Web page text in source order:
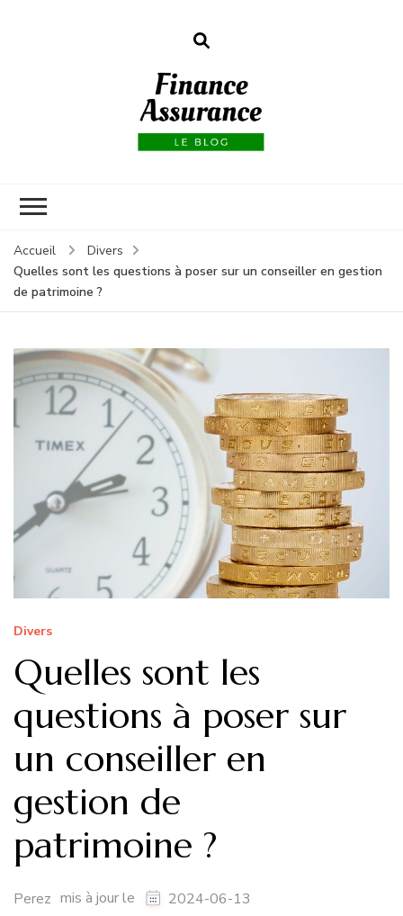
Accueil
Divers
Quelles sont les questions à poser sur un conseiller en gestion
de patrimoine ?
Divers
Quelles sont les
questions à poser sur
un conseiller en
gestion de
patrimoine ?
Perez mis à jour le 2024-06-13